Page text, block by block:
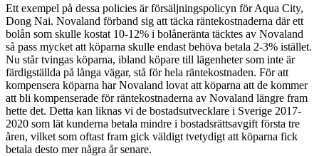
Ett exempel på dessa policies är försäljningspolicyn för Aqua City,
Dong Nai. Novaland förband sig att täcka räntekostnaderna där ett
bolån som skulle kostat 10-12% i bolåneränta täcktes av Novaland
så pass mycket att köparna skulle endast behöva betala 2-3% istället.
Nu står tvingas köparna, ibland köpare till lägenheter som inte är
färdigställda på långa vägar, stå för hela räntekostnaden. För att
kompensera köparna har Novaland lovat att köparna att de kommer
att bli kompenserade för räntekostnaderna av Novaland längre fram
hette det. Detta kan liknas vi de bostadsutvecklare i Sverige 2017-
2020 som lät kunderna betala mindre i bostadsrättsavgift första tre
åren, vilket som oftast fram gick väldigt tvetydigt att köparna fick
betala desto mer några år senare.